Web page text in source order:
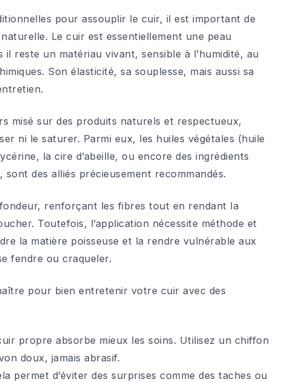
pour assouplir le cuir, il est important de
Le cuir est essentiellement une peau
il reste un matériau vivant, sensible à l’humidité, au
Son élasticité, sa souplesse, mais aussi sa
misé sur des produits naturels et respectueux,
ni le saturer. Parmi eux, les huiles végétales (huile
la cire d’abeille, ou encore des ingrédients
des alliés précieusement recommandés.
renforçant les fibres tout en rendant la
Toutefois, l’application nécessite méthode et
la matière poisseuse et la rendre vulnérable aux
fendre ou craqueler.
pour bien entretenir votre cuir avec des
propre absorbe mieux les soins. Utilisez un chiffon
doux, jamais abrasif.
permet d’éviter des surprises comme des taches ou